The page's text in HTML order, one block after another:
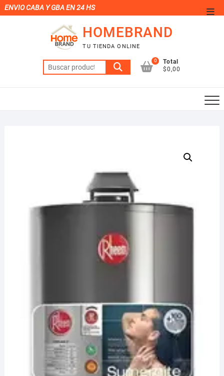
Saltar
al
ENVIO CABA Y GBA EN 24 HS
HOMEBRAND
TU TIENDA ONLINE
Buscar
por:
0
Total
$0,00